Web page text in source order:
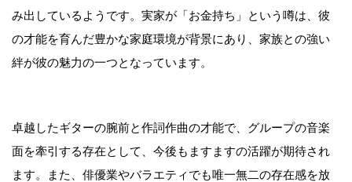
み出しているようです。実家が「お金持ち」という噂は、彼
の才能を育んだ豊かな家庭環境が背景にあり、家族との強い
絆が彼の魅力の一つとなっています。
卓越したギターの腕前と作詞作曲の才能で、グループの音楽
面を牽引する存在として、今後もますますの活躍が期待され
ます。また、俳優業やバラエティでも唯一無二の存在感を放